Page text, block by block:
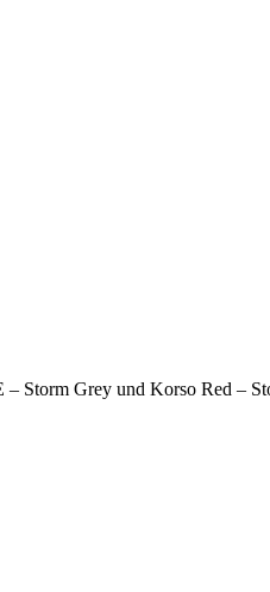
– Storm Grey und Korso Red –